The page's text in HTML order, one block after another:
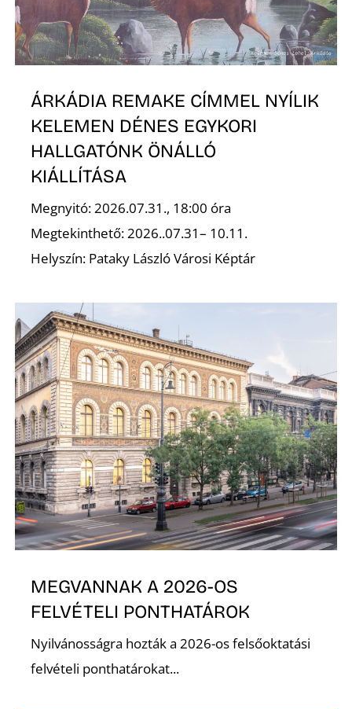
ÁRKÁDIA REMAKE CÍMMEL NYÍLIK
KELEMEN DÉNES EGYKORI
HALLGATÓNK ÖNÁLLÓ
KIÁLLÍTÁSA
Megnyitó: 2026.07.31., 18:00 óra
Megtekinthető: 2026..07.31– 10.11.
Helyszín: Pataky László Városi Képtár
MEGVANNAK A 2026-OS
FELVÉTELI PONTHATÁROK
Nyilvánosságra hozták a 2026-os felsőoktatási
felvételi ponthatárokat...